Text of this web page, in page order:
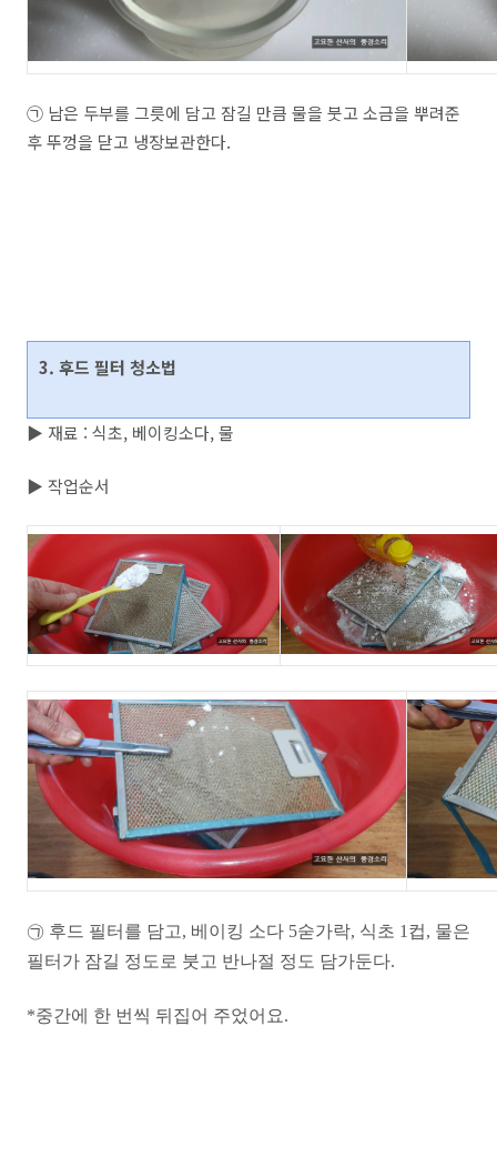
㉠ 남은 두부를 그릇에 담고 잠길 만큼 물을 붓고 소금을 뿌려준
후 뚜껑을 닫고 냉장보관한다.
3. 후드 필터 청소법
▶ 재료 : 식초, 베이킹소다, 물
▶ 작업순서
㉠ 후드 필터를 담고, 베이킹 소다 5숟가락, 식초 1컵, 물은
필터가 잠길 정도로 붓고 반나절 정도 담가둔다.
*중간에 한 번씩 뒤집어 주었어요.